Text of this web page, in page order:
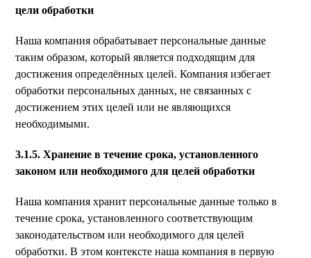
цели обработки
Наша компания обрабатывает персональные данные
таким образом, который является подходящим для
достижения определённых целей. Компания избегает
обработки персональных данных, не связанных с
достижением этих целей или не являющихся
необходимыми.
3.1.5. Хранение в течение срока, установленного
законом или необходимого для целей обработки
Наша компания хранит персональные данные только в
течение срока, установленного соответствующим
законодательством или необходимого для целей
обработки. В этом контексте наша компания в первую